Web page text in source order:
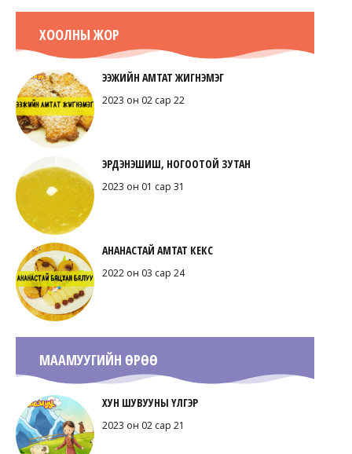
ХООЛНЫ ЖОР
ЭЭЖИЙН АМТАТ ЖИГНЭМЭГ
2023 он 02 сар 22
ЭРДЭНЭШИШ, НОГООТОЙ ЗУТАН
2023 он 01 сар 31
АНАНАСТАЙ АМТАТ КЕКС
2022 он 03 сар 24
МААМУУГИЙН ӨРӨӨ
ХУН ШУВУУНЫ ҮЛГЭР
2023 он 02 сар 21